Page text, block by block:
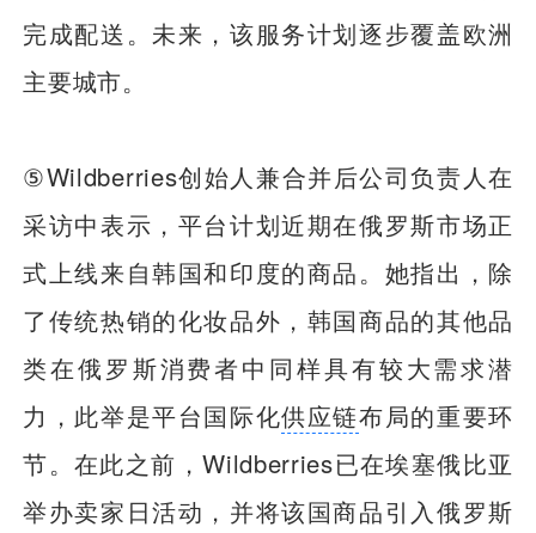
完成配送。未来，该服务计划逐步覆盖欧洲
主要城市。
⑤Wildberries创始人兼合并后公司负责人在
采访中表示，平台计划近期在俄罗斯市场正
式上线来自韩国和印度的商品。她指出，除
了传统热销的化妆品外，韩国商品的其他品
类在俄罗斯消费者中同样具有较大需求潜
力，此举是平台国际化供应链布局的重要环
节。在此之前，Wildberries已在埃塞俄比亚
举办卖家日活动，并将该国商品引入俄罗斯